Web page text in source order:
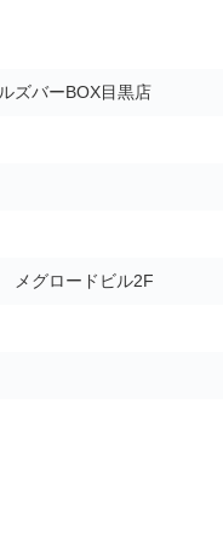
ズバーBOX目黒店
メグロードビル2F